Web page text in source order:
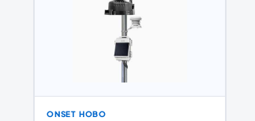
ONSET HOBO